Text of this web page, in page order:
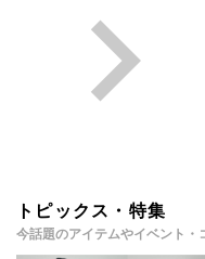
トピックス・特集
今話題のアイテムやイベント・